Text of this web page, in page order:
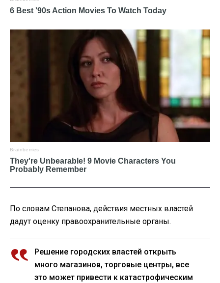
По словам Степанова, действия местных властей
дадут оценку правоохранительные органы.
Решение городских властей открыть
много магазинов, торговые центры, все
это может привести к катастрофическим